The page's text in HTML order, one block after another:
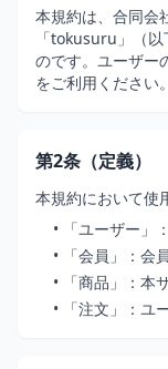
Cart
Login
本規約は、合同会
「tokusuru」（
のです。ユーザー
をご利用ください。
第2条（定義）
本規約において使
• 「ユーザー」
• 「会員」：会
• 「商品」：本
• 「注文」：ユ